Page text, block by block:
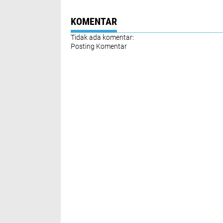
KOMENTAR
Tidak ada komentar:
Posting Komentar